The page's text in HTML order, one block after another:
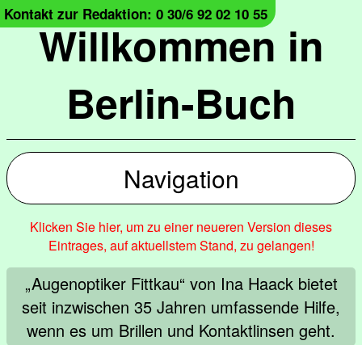
Willkommen in
Berlin-Buch
Kontakt zur Redaktion: 0 30/6 92 02 10 55
Navigation
Klicken Sie hier, um zu einer neueren Version dieses
Eintrages, auf aktuellstem Stand, zu gelangen!
„Augenoptiker Fittkau“ von Ina Haack bietet
seit inzwischen 35 Jahren umfassende Hilfe,
wenn es um Brillen und Kontaktlinsen geht.